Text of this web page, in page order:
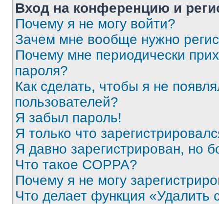
Вход на конференцию и
Почему я не могу войти?
Зачем мне вообще нужно
Почему мне периодически
пароля?
Как сделать, чтобы я не
пользователей?
Я забыл пароль!
Я только что
Я давно зарегистрирован, но
Что такое COPPA?
Почему я не могу
Что делает функция «Удалить